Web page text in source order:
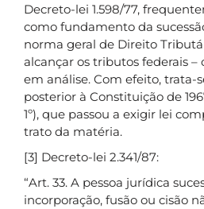
Decreto-lei 1.598/77,
como fundamento da
norma geral de Direito
alcançar os tributos federais –
em análise. Com efeito, trata-
posterior à Constituição de
1º), que passou a exigir lei
trato da matéria.
[3] Decreto-lei 2.341/87:
“Art. 33. A pessoa jurídica
incorporação, fusão ou cisão